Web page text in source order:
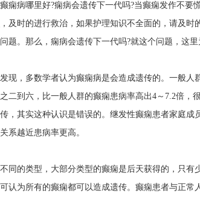
病哪里好?痫病会遗传下一代吗?当癫痫发作不要
及时的进行救治，如果护理知识不全面的，请及
题。那么，痫病会遗传下一代吗?就这个问题，这
现，多数学者认为癫痫病是会造成遗传的。一般人
二到六，比一般人群的癫痫患病率高出4～7.2倍，
，其实这种认识是错误的。继发性癫痫患者家庭成
系越近患病率更高。
同的类型，大部分类型的癫痫是后天获得的，只
认为所有的癫痫都可以造成遗传。癫痫患者与正常